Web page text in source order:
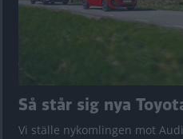
Så står sig nya
Vi ställe nykomlingen mot